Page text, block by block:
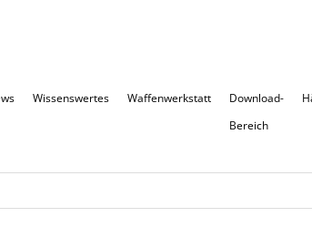
Wissenswertes Waffenwerkstatt
Download-
Bereich